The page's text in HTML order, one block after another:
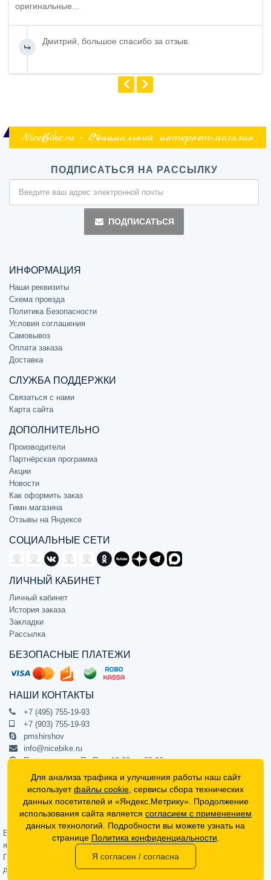
оригинальные...
Дмитрий, большое спасибо за отзыв.
NiceBike.ru - Официальный интернет-магазин
ПОДПИСАТЬСЯ НА РАССЫЛКУ
ПОДПИСАТЬСЯ
ИНФОРМАЦИЯ
Наши реквизиты
Схема проезда
Политика Безопасности
Условия соглашения
Самовывоз
Оплата заказа
Доставка
СЛУЖБА ПОДДЕРЖКИ
Связаться с нами
Карта сайта
ДОПОЛНИТЕЛЬНО
Производители
Партнёрская программа
Акции
Новости
Как оформить заказ
Гимн магазина
Отзывы на Яндексе
СОЦИАЛЬНЫЕ СЕТИ
ЛИЧНЫЙ КАБИНЕТ
Личный кабинет
История заказа
Закладки
Рассылка
БЕЗОПАСНЫЕ ПЛАТЕЖИ
НАШИ КОНТАКТЫ
+7 (495) 755-19-93
+7 (903) 755-19-93
pmshirshov
info@nicebike.ru
Прием звонков Пн-Пт с 10:00 до 20:00
ПВЗ Пн-Пт с 10:00 до 20:00
г. Москва, ул. Барклая 13с1
подъезд 1, цокольный этаж, офис 1
Официальный интернет-магазин NiceBike © 2012 - 2026
Вся информация на сайте носит ознакомительный характер, не
является публичной офертой (определяемой положениями Статьи 437
Гражданского кодекса РФ) и не может в полной мере передавать
достоверную информацию о свойствах, комплектации и
Для анализа трафика и улучшения работы наш сайт
используетфайлы cookie , сервисы сбора технических
данных посетителей и «Яндекс.Метрику». Продолжение
использования сайта является согласием с применением
данных технологий. Подробности вы можете узнать на
странице Политика конфиденциальности
Я согласен / согласна